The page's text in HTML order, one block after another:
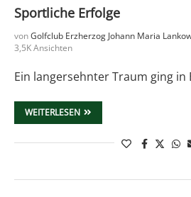
Sportliche Erfolge
vonGolfclub Erzherzog Johann Maria
3,5K Ansichten
Ein langersehnter Traum ging in
WEITERLESEN